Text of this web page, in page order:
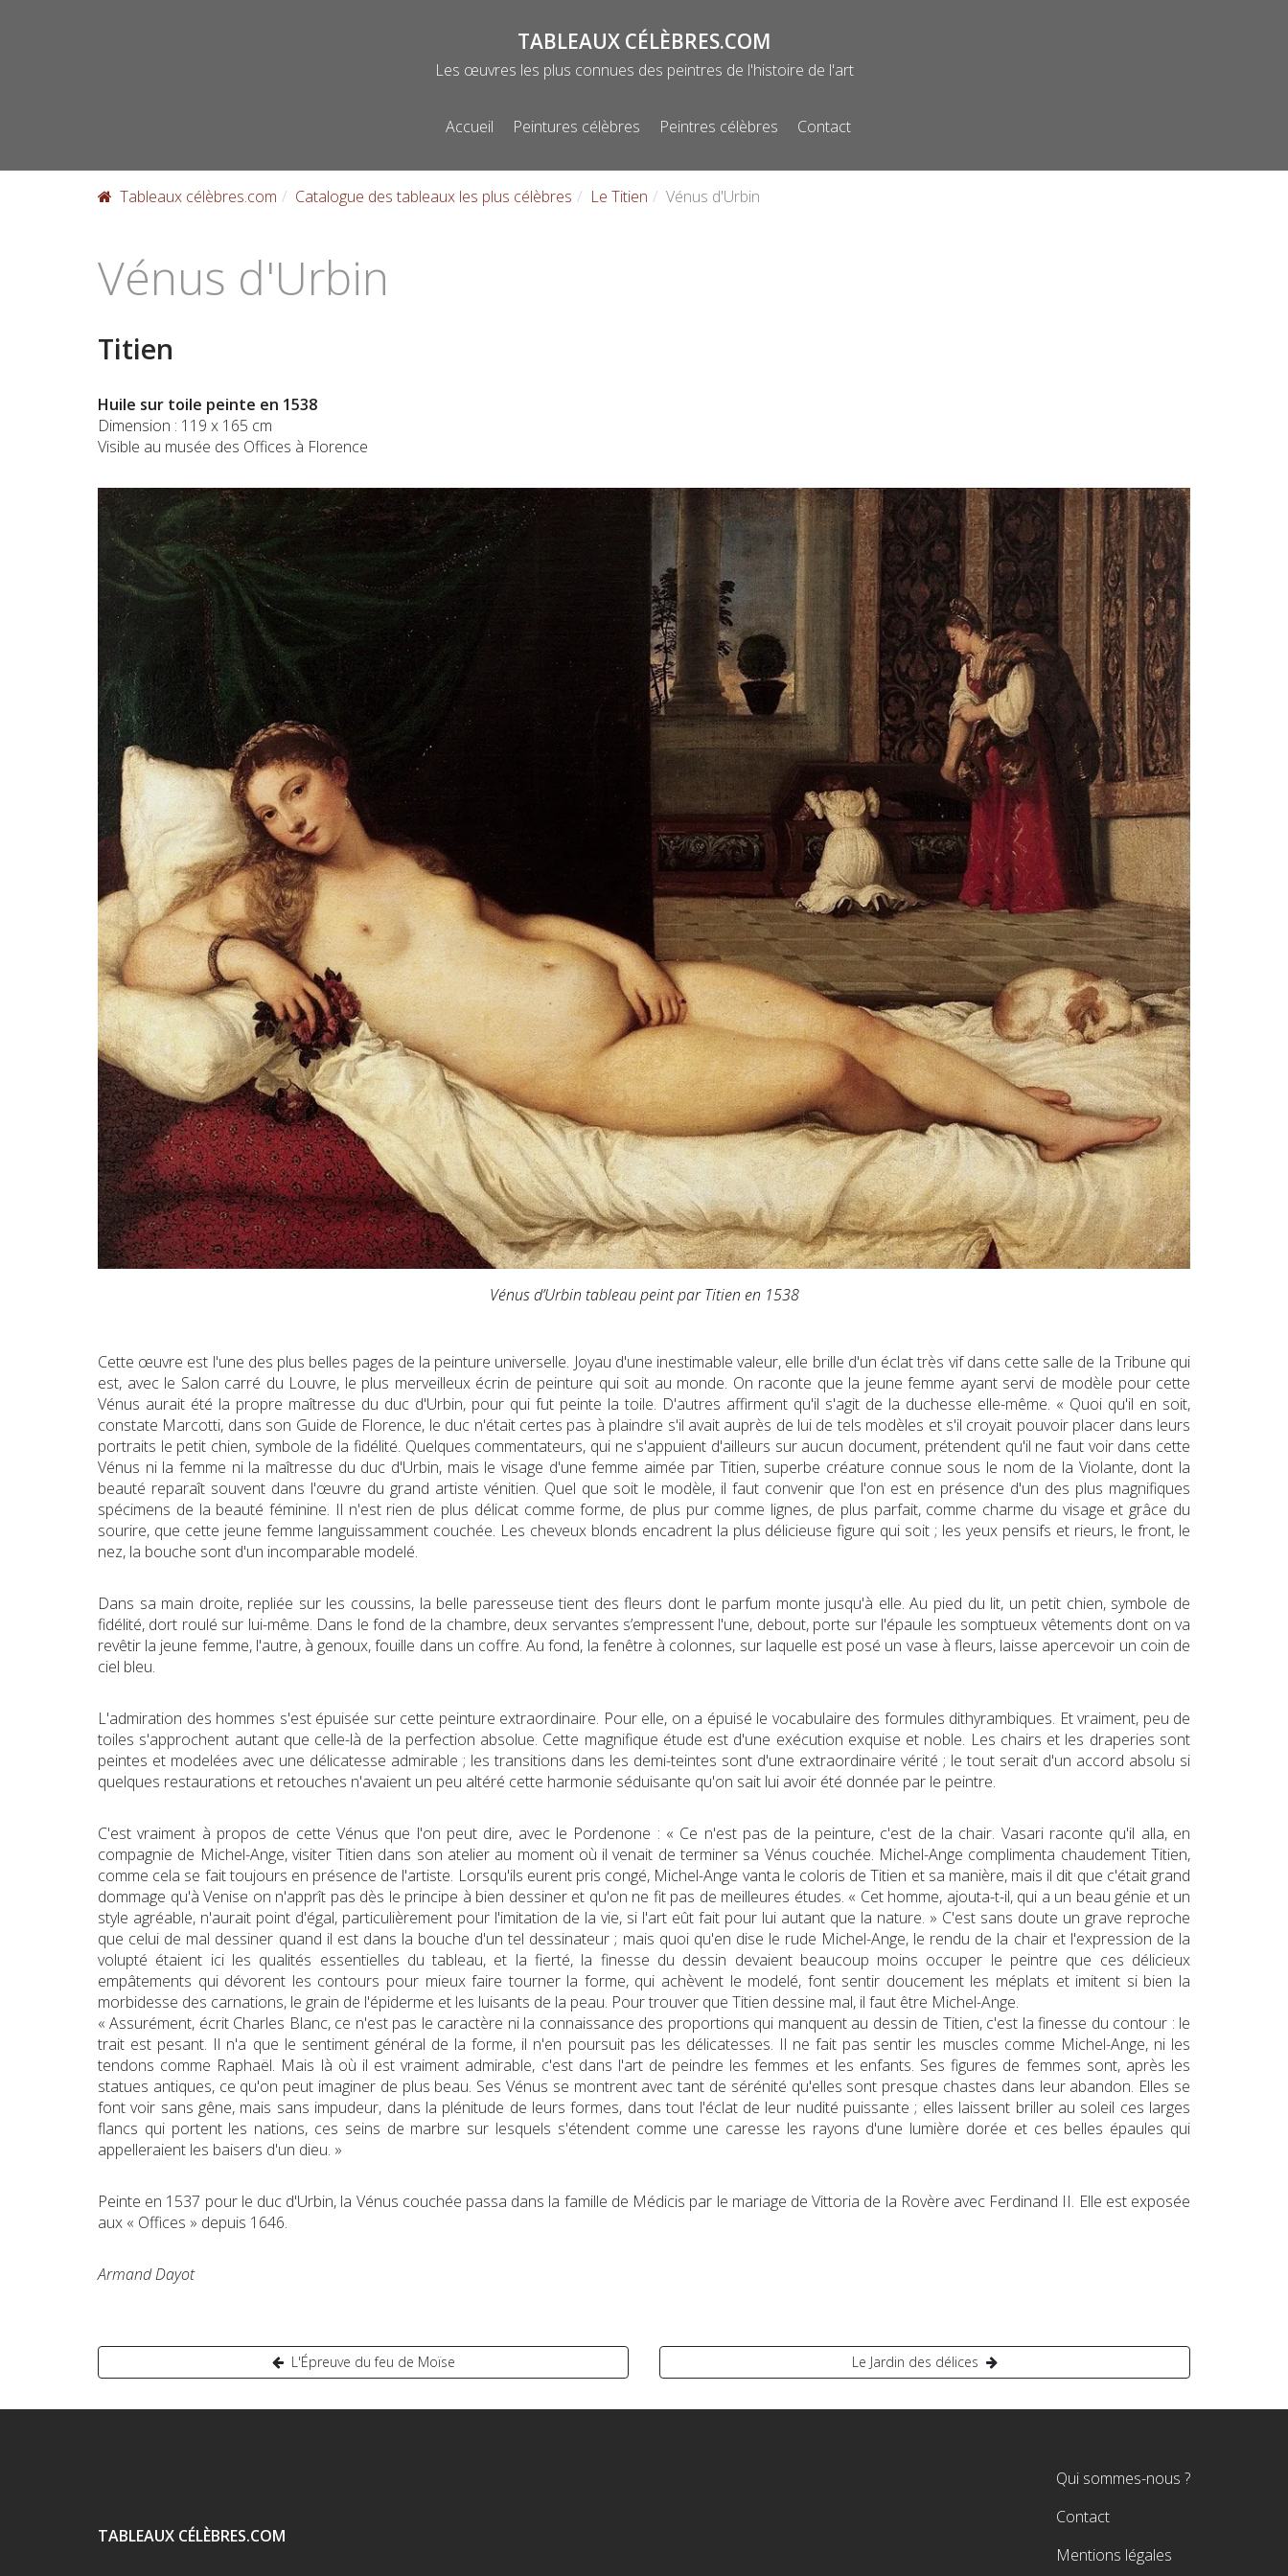
TABLEAUX CÉLÈBRES.COM
Les œuvres les plus connues des peintres de l'histoire de l'art
Menu
Accueil Peintures célèbres Peintres célèbres Contact
Tableaux célèbres.com Catalogue des tableaux les plus célèbres Le Titien Vénus d'Urbin
Vénus d'Urbin
Titien
Huile sur toile peinte en 1538
Dimension : 119 x 165 cm
Visible au musée des Offices à Florence
Vénus d’Urbin tableau peint par Titien en 1538
Cette œuvre est l'une des plus belles pages de la peinture universelle. Joyau d'une inestimable valeur, elle brille d'un éclat très vif dans cette salle de la Tribune qui
est, avec le Salon carré du Louvre, le plus merveilleux écrin de peinture qui soit au monde. On raconte que la jeune femme ayant servi de modèle pour cette
Vénus aurait été la propre maîtresse du duc d'Urbin, pour qui fut peinte la toile. D'autres affirment qu'il s'agit de la duchesse elle-même. « Quoi qu'il en soit,
constate Marcotti, dans son Guide de Florence, le duc n'était certes pas à plaindre s'il avait auprès de lui de tels modèles et s'il croyait pouvoir placer dans leurs
portraits le petit chien, symbole de la fidélité. Quelques commentateurs, qui ne s'appuient d'ailleurs sur aucun document, prétendent qu'il ne faut voir dans cette
Vénus ni la femme ni la maîtresse du duc d'Urbin, mais le visage d'une femme aimée par Titien, superbe créature connue sous le nom de la Violante, dont la
beauté reparaît souvent dans l'œuvre du grand artiste vénitien. Quel que soit le modèle, il faut convenir que l'on est en présence d'un des plus magnifiques
spécimens de la beauté féminine. Il n'est rien de plus délicat comme forme, de plus pur comme lignes, de plus parfait, comme charme du visage et grâce du
sourire, que cette jeune femme languissamment couchée. Les cheveux blonds encadrent la plus délicieuse figure qui soit ; les yeux pensifs et rieurs, le front, le
nez, la bouche sont d'un incomparable modelé.
Dans sa main droite, repliée sur les coussins, la belle paresseuse tient des fleurs dont le parfum monte jusqu'à elle. Au pied du lit, un petit chien, symbole de
fidélité, dort roulé sur lui-même. Dans le fond de la chambre, deux servantes s’empressent l'une, debout, porte sur l'épaule les somptueux vêtements dont on va
revêtir la jeune femme, l'autre, à genoux, fouille dans un coffre. Au fond, la fenêtre à colonnes, sur laquelle est posé un vase à fleurs, laisse apercevoir un coin de
ciel bleu.
L'admiration des hommes s'est épuisée sur cette peinture extraordinaire. Pour elle, on a épuisé le vocabulaire des formules dithyrambiques. Et vraiment, peu de
toiles s'approchent autant que celle-là de la perfection absolue. Cette magnifique étude est d'une exécution exquise et noble. Les chairs et les draperies sont
peintes et modelées avec une délicatesse admirable ; les transitions dans les demi-teintes sont d'une extraordinaire vérité ; le tout serait d'un accord absolu si
quelques restaurations et retouches n'avaient un peu altéré cette harmonie séduisante qu'on sait lui avoir été donnée par le peintre.
C'est vraiment à propos de cette Vénus que l'on peut dire, avec le Pordenone : « Ce n'est pas de la peinture, c'est de la chair. Vasari raconte qu'il alla, en
compagnie de Michel-Ange, visiter Titien dans son atelier au moment où il venait de terminer sa Vénus couchée. Michel-Ange complimenta chaudement Titien,
comme cela se fait toujours en présence de l'artiste. Lorsqu'ils eurent pris congé, Michel-Ange vanta le coloris de Titien et sa manière, mais il dit que c'était grand
dommage qu'à Venise on n'apprît pas dès le principe à bien dessiner et qu'on ne fit pas de meilleures études. « Cet homme, ajouta-t-il, qui a un beau génie et un
style agréable, n'aurait point d'égal, particulièrement pour l'imitation de la vie, si l'art eût fait pour lui autant que la nature. » C'est sans doute un grave reproche
que celui de mal dessiner quand il est dans la bouche d'un tel dessinateur ; mais quoi qu'en dise le rude Michel-Ange, le rendu de la chair et l'expression de la
volupté étaient ici les qualités essentielles du tableau, et la fierté, la finesse du dessin devaient beaucoup moins occuper le peintre que ces délicieux
empâtements qui dévorent les contours pour mieux faire tourner la forme, qui achèvent le modelé, font sentir doucement les méplats et imitent si bien la
morbidesse des carnations, le grain de l'épiderme et les luisants de la peau. Pour trouver que Titien dessine mal, il faut être Michel-Ange.
« Assurément, écrit Charles Blanc, ce n'est pas le caractère ni la connaissance des proportions qui manquent au dessin de Titien, c'est la finesse du contour : le
trait est pesant. Il n'a que le sentiment général de la forme, il n'en poursuit pas les délicatesses. Il ne fait pas sentir les muscles comme Michel-Ange, ni les
tendons comme Raphaël. Mais là où il est vraiment admirable, c'est dans l'art de peindre les femmes et les enfants. Ses figures de femmes sont, après les
statues antiques, ce qu'on peut imaginer de plus beau. Ses Vénus se montrent avec tant de sérénité qu'elles sont presque chastes dans leur abandon. Elles se
font voir sans gêne, mais sans impudeur, dans la plénitude de leurs formes, dans tout l'éclat de leur nudité puissante ; elles laissent briller au soleil ces larges
flancs qui portent les nations, ces seins de marbre sur lesquels s'étendent comme une caresse les rayons d'une lumière dorée et ces belles épaules qui
appelleraient les baisers d'un dieu. »
Peinte en 1537 pour le duc d'Urbin, la Vénus couchée passa dans la famille de Médicis par le mariage de Vittoria de la Rovère avec Ferdinand II. Elle est exposée
aux « Offices » depuis 1646.
Armand Dayot
Navigation
de
l’article
L'Épreuve du feu de Moïse Le Jardin des délices
TABLEAUX CÉLÈBRES.COM
Navigation
secondaire
Qui sommes-nous ?
Contact
Mentions légales